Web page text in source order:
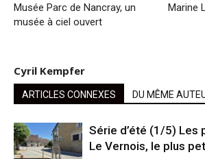
Musée Parc de Nancray, un
musée à ciel ouvert
Marine
Cyril Kempfer
ARTICLES CONNEXES DU MÊME
Série d’été (1/5) Les
Le Vernois, le plus